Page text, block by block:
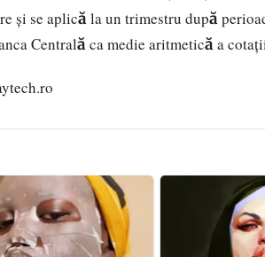
și se aplică la un trimestru după
Centrală ca medie aritmetică a